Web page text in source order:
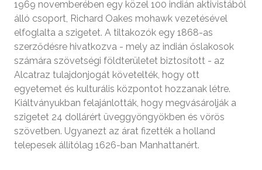
1969 novemberében egy közel 100 indián aktivistából
álló csoport, Richard Oakes mohawk vezetésével
elfoglalta a szigetet. A tiltakozók egy 1868-as
szerződésre hivatkozva - mely az indián őslakosok
számára szövetségi földterületet biztosított - az
Alcatraz tulajdonjogát követelték, hogy ott
egyetemet és kulturális központot hozzanak létre.
Kiáltványukban felajánlották, hogy megvásárolják a
szigetet 24 dollárért üveggyöngyökben és vörös
szövetben. Ugyanezt az árat fizették a holland
telepesek állítólag 1626-ban Manhattanért.